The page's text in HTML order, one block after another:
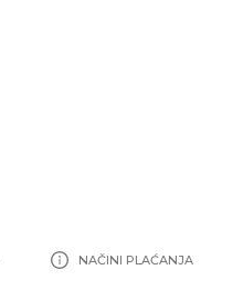
NAČINI PLAĆANJA